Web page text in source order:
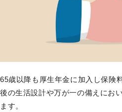
65歳以降も厚生年金に加入し保険
後の生活設計や万が一の備えにおい
ます。